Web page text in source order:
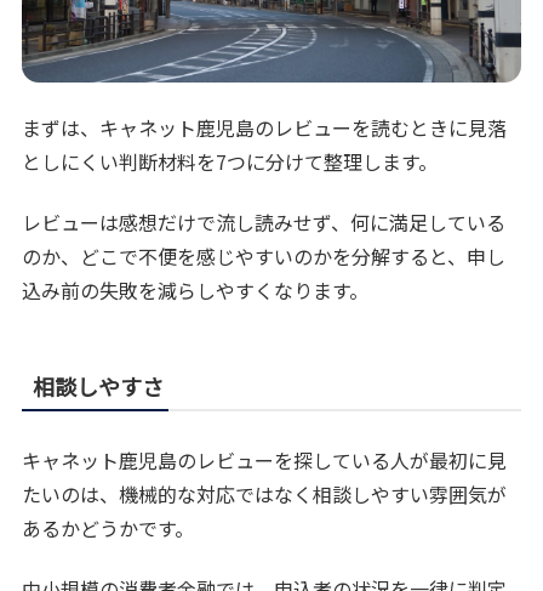
まずは、キャネット鹿児島のレビューを読むときに見落
としにくい判断材料を7つに分けて整理します。
レビューは感想だけで流し読みせず、何に満足している
のか、どこで不便を感じやすいのかを分解すると、申し
込み前の失敗を減らしやすくなります。
相談しやすさ
キャネット鹿児島のレビューを探している人が最初に見
たいのは、機械的な対応ではなく相談しやすい雰囲気が
あるかどうかです。